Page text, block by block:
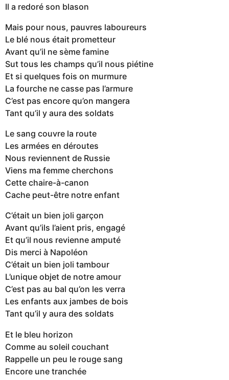
Il a redoré son blason
Mais pour nous, pauvres laboureurs
Le blé nous était prometteur
Avant qu’il ne sème famine
Sut tous les champs qu’il nous piétine
Et si quelques fois on murmure
La fourche ne casse pas l’armure
C’est pas encore qu’on mangera
Tant qu’il y aura des soldats
Le sang couvre la route
Les armées en déroutes
Nous reviennent de Russie
Viens ma femme cherchons
Cette chaire-à-canon
Cache peut-être notre enfant
C’était un bien joli garçon
Avant qu’ils l’aient pris, engagé
Et qu’il nous revienne amputé
Dis merci à Napoléon
C’était un bien joli tambour
L’unique objet de notre amour
C’est pas au bal qu’on les verra
Les enfants aux jambes de bois
Tant qu’il y aura des soldats
Et le bleu horizon
Comme au soleil couchant
Rappelle un peu le rouge sang
Encore une tranchée